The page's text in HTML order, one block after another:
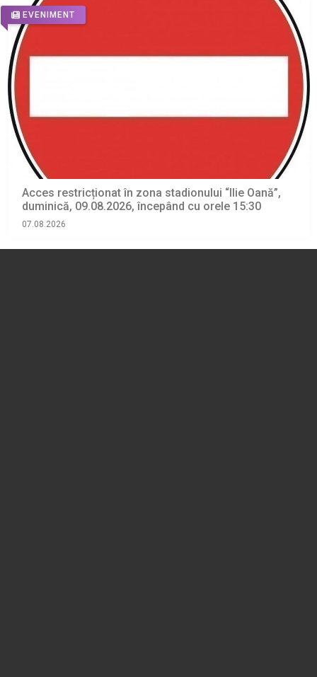
EVENIMENT
Acces restricționat în zona stadionului “Ilie Oană”,
duminică, 09.08.2026, începând cu orele 15:30
07.08.2026